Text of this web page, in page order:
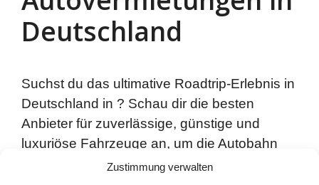
Zustimmung verwalten
Deutschland
Suchst du das ultimative Roadtrip-Erlebnis in
Deutschland in ? Schau dir die besten
Anbieter für zuverlässige, günstige und
luxuriöse Fahrzeuge an, um die Autobahn
und darüber hinaus sicher zu erkunden.